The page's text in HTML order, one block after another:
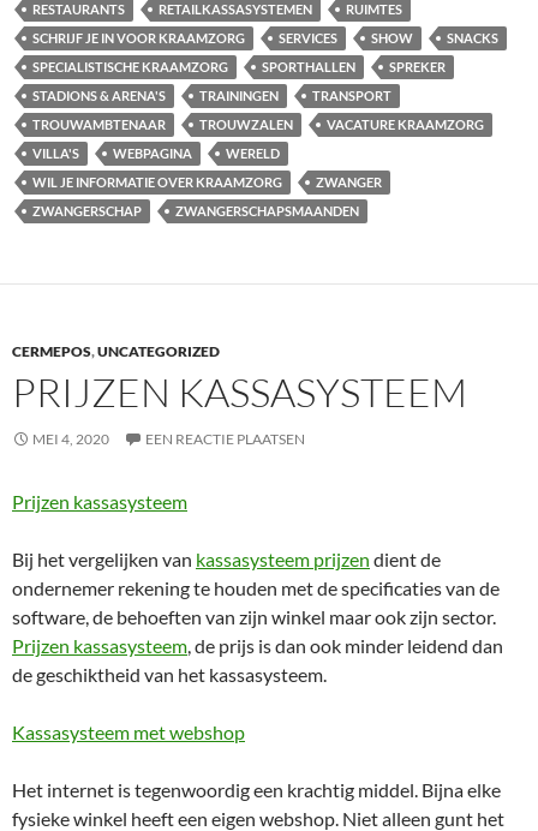
RESTAURANTS
RETAILKASSASYSTEMEN
RUIMTES
SCHRIJF JE IN VOOR KRAAMZORG
SERVICES SHOW
SNACKS
SPECIALISTISCHE KRAAMZORG
SPORTHALLEN
SPREKER
STADIONS & ARENA'S
TRAININGEN
TRANSPORT
TROUWAMBTENAAR
TROUWZALEN
VACATURE KRAAMZORG
VILLA'S
WEBPAGINA
WERELD
WIL JE INFORMATIE OVER KRAAMZORG
ZWANGER
ZWANGERSCHAP
ZWANGERSCHAPSMAANDEN
CERMEPOS,UNCATEGORIZED
PRIJZEN KASSASYSTEEM
MEI 4, 2020 EEN REACTIE PLAATSEN
Prijzen kassasysteem
Bij het vergelijken van kassasysteem prijzen dient de
ondernemer rekening te houden met de specificaties van de
software, de behoeften van zijn winkel maar ook zijn sector.
Prijzen kassasysteem, de prijs is dan ook minder leidend dan
de geschiktheid van het kassasysteem.
Kassasysteem met webshop
Het internet is tegenwoordig een krachtig middel. Bijna elke
fysieke winkel heeft een eigen webshop. Niet alleen gunt het